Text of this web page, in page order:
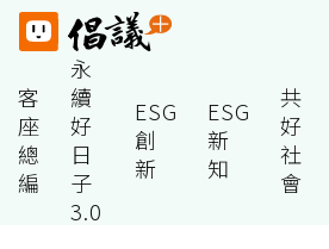
客
座
總
編
永
續
好
日
子
3.0
ESG
創
新
ESG
新
知
共
好
社
會